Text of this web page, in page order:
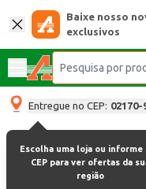
Baixe nosso
exclusivos
Entregue no CEP: 02170-
Escolha uma loja ou informe
CEP para ver ofertas da
região